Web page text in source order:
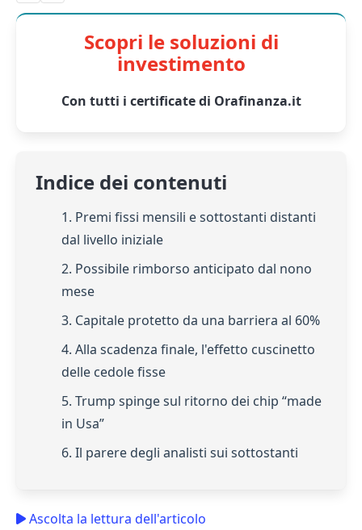
Scopri le soluzioni di
investimento
Con tutti i certificate di Orafinanza.it
Indice dei contenuti
1. Premi fissi mensili e sottostanti distanti
dal livello iniziale
2. Possibile rimborso anticipato dal nono
mese
3. Capitale protetto da una barriera al 60%
4. Alla scadenza finale, l'effetto cuscinetto
delle cedole fisse
5. Trump spinge sul ritorno dei chip “made
in Usa”
6. Il parere degli analisti sui sottostanti
Ascolta la lettura dell'articolo